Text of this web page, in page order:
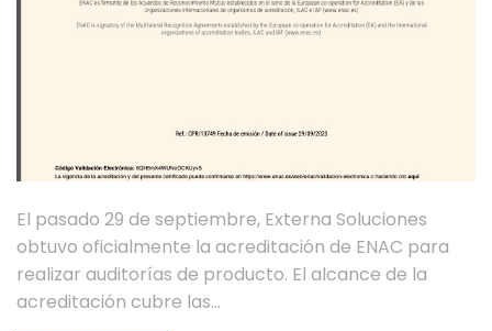
El pasado 29 de septiembre, Externa Soluciones
obtuvo oficialmente la acreditación de ENAC para
realizar auditorías de producto. El alcance de la
acreditación cubre las...